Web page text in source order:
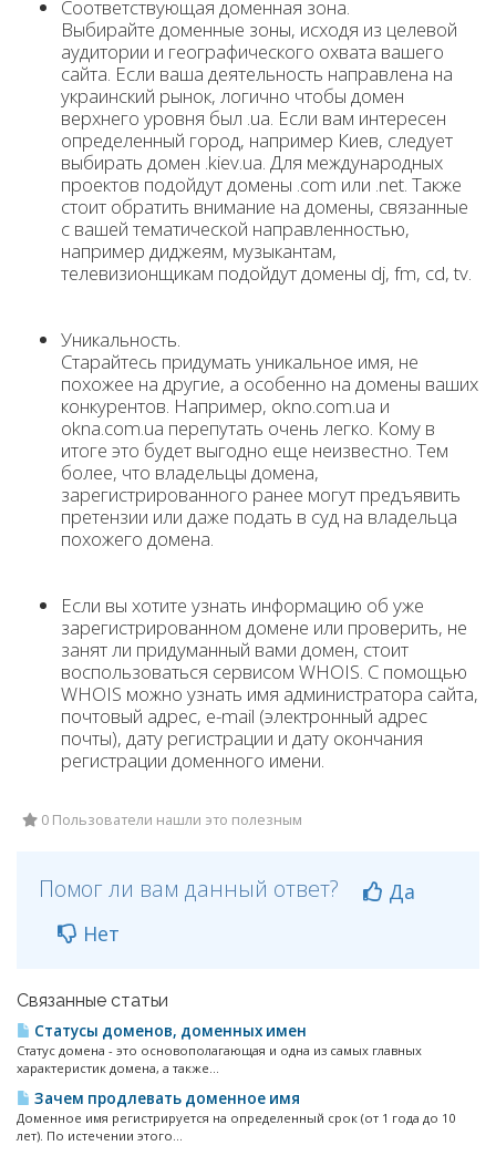
Соответствующая доменная зона.
Выбирайте доменные зоны, исходя из целевой
аудитории и географического охвата вашего
сайта. Если ваша деятельность направлена на
украинский рынок, логично чтобы домен
верхнего уровня был .ua. Если вам интересен
определенный город, например Киев, следует
выбирать домен .kiev.ua. Для международных
проектов подойдут домены .com или .net. Также
стоит обратить внимание на домены, связанные
с вашей тематической направленностью,
например диджеям, музыкантам,
телевизионщикам подойдут домены dj, fm, cd, tv.
Уникальность.
Старайтесь придумать уникальное имя, не
похожее на другие, а особенно на домены ваших
конкурентов. Например, okno.com.ua и
okna.com.ua перепутать очень легко. Кому в
итоге это будет выгодно еще неизвестно. Тем
более, что владельцы домена,
зарегистрированного ранее могут предъявить
претензии или даже подать в суд на владельца
похожего домена.
Если вы хотите узнать информацию об уже
зарегистрированном домене или проверить, не
занят ли придуманный вами домен, стоит
воспользоваться сервисом WHOIS. С помощью
WHOIS можно узнать имя администратора сайта,
почтовый адрес, e-mail (электронный адрес
почты), дату регистрации и дату окончания
регистрации доменного имени.
0 Пользователи нашли это полезным
Помог ли вам данный ответ?
Да
Нет
Связанные статьи
Статусы доменов, доменных имен
Статус домена - это основополагающая и одна из самых главных
характеристик домена, а также...
Зачем продлевать доменное имя
Доменное имя регистрируется на определенный срок (от 1 года до 10
лет). По истечении этого...